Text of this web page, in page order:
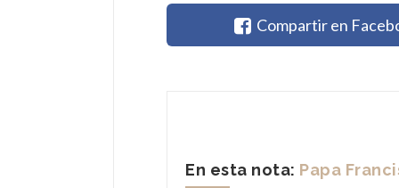
Compartir en
En esta nota: Papa